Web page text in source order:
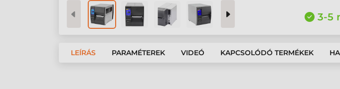
3-5
LEÍRÁS PARAMÉTEREK VIDEÓ KAPCSOLÓDÓ TERMÉKEK